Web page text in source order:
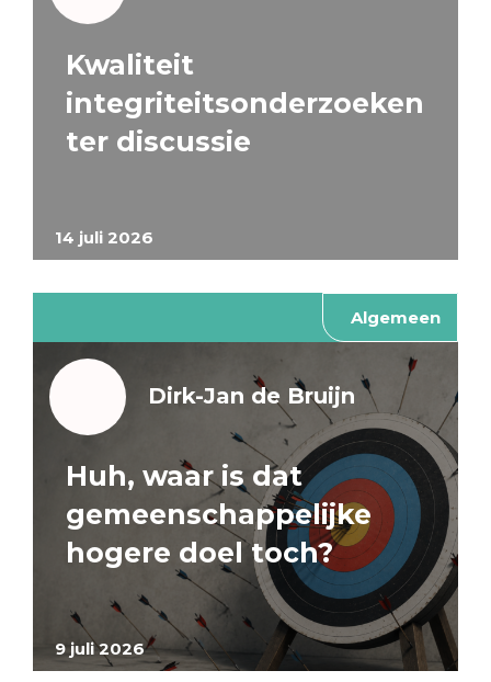
14 juli 2026
Kwaliteit
integriteitsonderzoeken
ter discussie
Algemeen
9 juli 2026
Dirk-Jan de Bruijn
Huh, waar is dat
gemeenschappelijke
hogere doel toch?